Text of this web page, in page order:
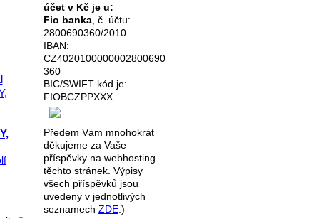
účet v Kč je u:
Fio banka, č. účtu:
2800690360/2010
IBAN:
CZ4020100000002800690
360
BIC/SWIFT kód je:
FIOBCZPPXXX
Předem Vám mnohokrát
děkujeme za Vaše
příspěvky na webhosting
těchto stránek. Výpisy
všech příspěvků jsou
uvedeny v jednotlivých
seznamech ZDE.)